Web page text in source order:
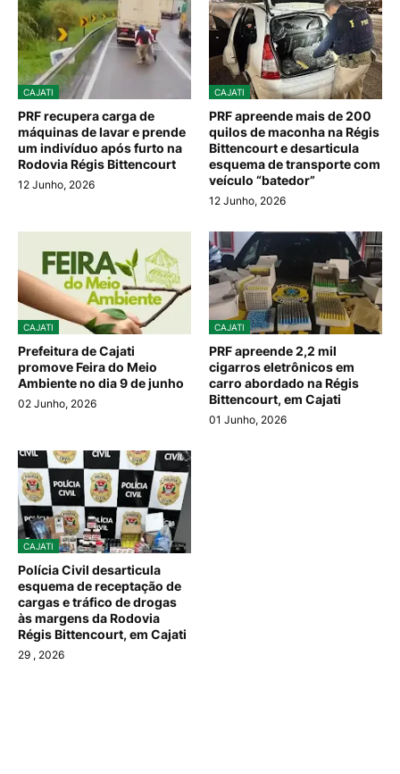
CAJATI
PRF recupera carga de
máquinas de lavar e prende
um indivíduo após furto na
Rodovia Régis Bittencourt
12 Junho, 2026
CAJATI
PRF apreende mais de 200
quilos de maconha na Régis
Bittencourt e desarticula
esquema de transporte com
veículo “batedor”
12 Junho, 2026
CAJATI
Prefeitura de Cajati
promove Feira do Meio
Ambiente no dia 9 de junho
02 Junho, 2026
CAJATI
PRF apreende 2,2 mil
cigarros eletrônicos em
carro abordado na Régis
Bittencourt, em Cajati
01 Junho, 2026
CAJATI
Polícia Civil desarticula
esquema de receptação de
cargas e tráfico de drogas
às margens da Rodovia
Régis Bittencourt, em Cajati
29 , 2026